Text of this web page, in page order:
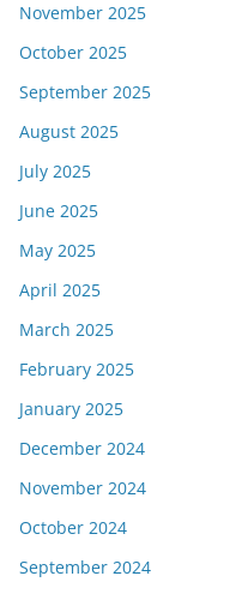
November 2025
October 2025
September 2025
August 2025
July 2025
June 2025
May 2025
April 2025
March 2025
February 2025
January 2025
December 2024
November 2024
October 2024
September 2024